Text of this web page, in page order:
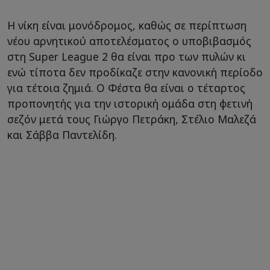
H νίκη είναι μονόδρομος, καθώς σε περίπτωση
νέου αρνητικού αποτελέσματος ο υποβιβασμός
στη Super League 2 θα είναι προ των πυλών κι
ενώ τίποτα δεν προδίκαζε στην κανονική περίοδο
για τέτοια ζημιά. Ο Φέστα θα είναι ο τέταρτος
προπονητής για την ιστορική ομάδα στη φετινή
σεζόν μετά τους Γιώργο Πετράκη, Στέλιο Μαλεζά
και Σάββα Παντελίδη.